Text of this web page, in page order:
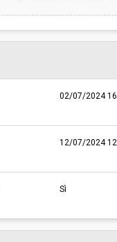
02/07/2024
12/07/2024
Sì